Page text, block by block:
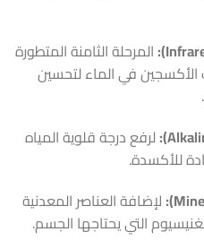
المرحلة الثامنة المتطورة
في الماء لتحسين
لرفع درجة قلوية المياه
لإضافة العناصر المعدنية
التي يحتاجها الجسم.